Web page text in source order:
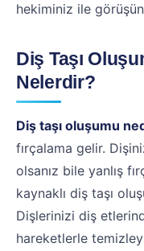
hekiminiz ile
Diş Taşı
Nelerdir?
Diş taşı oluşumu
fırçalama gelir.
olsanız bile yanlış
kaynaklı diş taşı
Dişlerinizi diş
hareketlerle